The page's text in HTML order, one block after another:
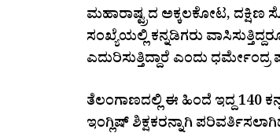
ಮಹಾರಾಷ್ಟ್ರದ ಅಕ್ಕಲಕೋಟ, ದಕ್ಷಿಣ
ಸಂಖ್ಯೆಯಲ್ಲಿ ಕನ್ನಡಿಗರು
ಎದುರಿಸುತ್ತಿದ್ದಾರೆ ಎಂದು
ತೆಲಂಗಾಣದಲ್ಲಿ ಈ ಹಿಂದೆ ಇದ್ದ 140
ಇಂಗ್ಲಿಷ್ ಶಿಕ್ಷಕರನ್ನಾಗಿ